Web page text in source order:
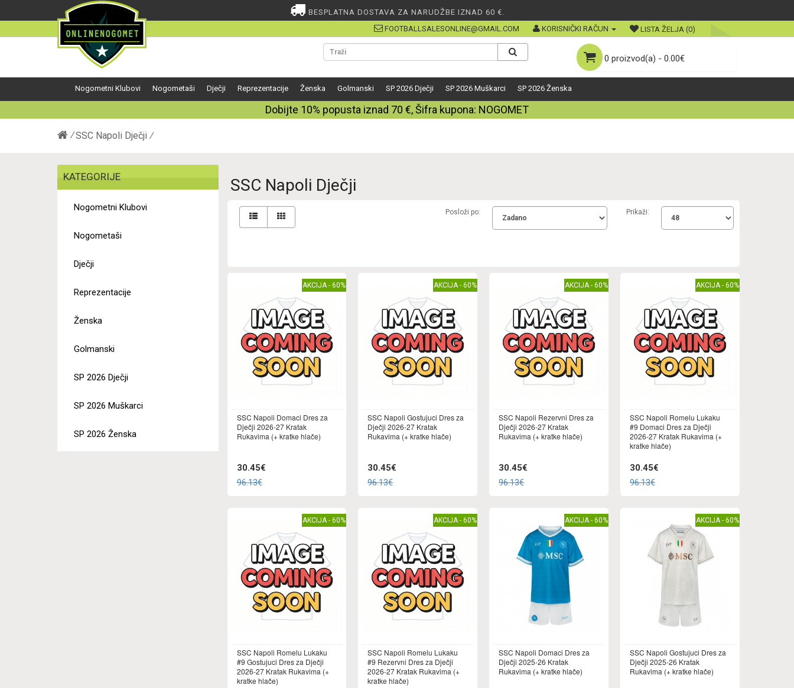
BESPLATNA DOSTAVA ZA NARUDŽBE IZNAD 60 €.
FOOTBALLSALESONLINE@GMAIL.COM
KORISNIČKI RAČUN LISTA ŽELJA (0)
0 proizvod(a) - 0.00€
Nogometni Klubovi Nogometaši Dječji Reprezentacije Ženska Golmanski SP 2026 Dječji SP 2026 Muškarci SP 2026 Ženska
Dobijte 10% popusta iznad 70 €, Šifra kupona: NOGOMET
SSC Napoli Dječji
KATEGORIJE
Nogometni Klubovi
Nogometaši
Dječji
Reprezentacije
Ženska
Golmanski
SP 2026 Dječji
SP 2026 Muškarci
SP 2026 Ženska
SSC Napoli Dječji
Posloži po: Prikaži:
AKCIJA - 60%
SSC Napoli Domaci Dres za
Dječji 2026-27 Kratak
Rukavima (+ kratke hlače)
30.45€
96.13€
AKCIJA - 60%
SSC Napoli Gostujuci Dres za
Dječji 2026-27 Kratak
Rukavima (+ kratke hlače)
30.45€
96.13€
AKCIJA - 60%
SSC Napoli Rezervni Dres za
Dječji 2026-27 Kratak
Rukavima (+ kratke hlače)
30.45€
96.13€
AKCIJA - 60%
SSC Napoli Romelu Lukaku
#9 Domaci Dres za Dječji
2026-27 Kratak Rukavima (+
kratke hlače)
30.45€
96.13€
AKCIJA - 60%
SSC Napoli Romelu Lukaku
#9 Gostujuci Dres za Dječji
2026-27 Kratak Rukavima (+
kratke hlače)
AKCIJA - 60%
SSC Napoli Romelu Lukaku
#9 Rezervni Dres za Dječji
2026-27 Kratak Rukavima (+
kratke hlače)
AKCIJA - 60%
SSC Napoli Domaci Dres za
Dječji 2025-26 Kratak
Rukavima (+ kratke hlače)
AKCIJA - 60%
SSC Napoli Gostujuci Dres za
Dječji 2025-26 Kratak
Rukavima (+ kratke hlače)